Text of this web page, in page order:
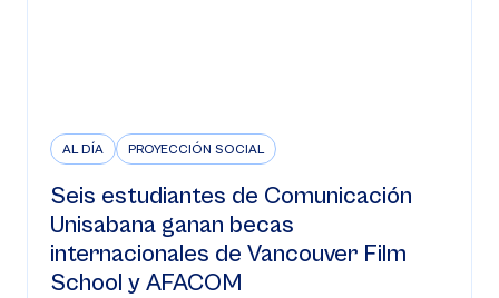
AL DÍA PROYECCIÓN SOCIAL
Seis estudiantes de Comunicación
Unisabana ganan becas
internacionales de Vancouver Film
School y AFACOM